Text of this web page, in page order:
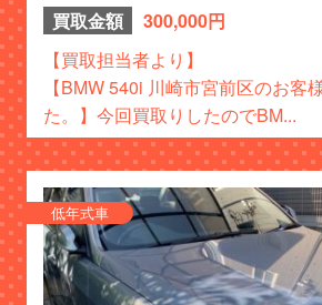
買取金額
300,000円
【買取担当者より】
【BMW 540i 川崎市宮前区のお客
た。】今回買取りしたのでBM...
低年式車